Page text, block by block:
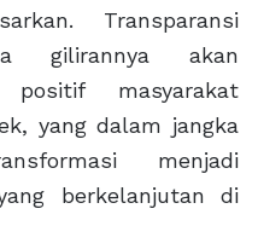
Transparansi
gilirannya akan
positif masyarakat
yang dalam jangka
menjadi
berkelanjutan di